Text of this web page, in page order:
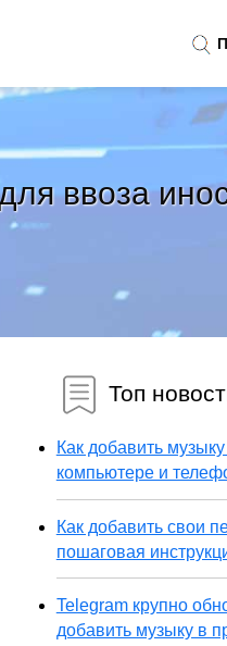
ввоза
Топ
Как добавить
компьютере и
Как добавить свои
пошаговая
Telegram крупно
добавить музыку в